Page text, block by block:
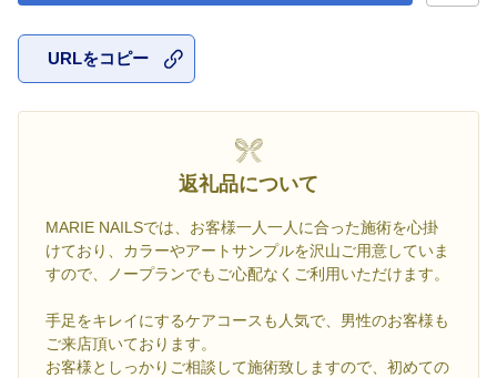
URLをコピー
返礼品について
MARIE NAILSでは、お客様一人一人に合った施術を心掛
けており、カラーやアートサンプルを沢山ご用意していま
すので、ノープランでもご心配なくご利用いただけます。
手足をキレイにするケアコースも人気で、男性のお客様も
ご来店頂いております。
お客様としっかりご相談して施術致しますので、初めての